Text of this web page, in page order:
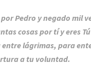
Pedro y negado mil
cosas por tí y eres
entre lágrimas, para
a tu voluntad.